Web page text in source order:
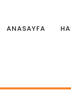
ANASAYFA